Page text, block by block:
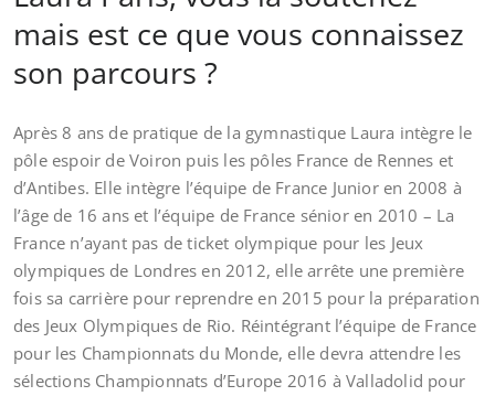
mais est ce que vous connaissez
son parcours ?
Après 8 ans de pratique de la gymnastique Laura intègre le
pôle espoir de Voiron puis les pôles France de Rennes et
d’Antibes. Elle intègre l’équipe de France Junior en 2008 à
l’âge de 16 ans et l’équipe de France sénior en 2010 – La
France n’ayant pas de ticket olympique pour les Jeux
olympiques de Londres en 2012, elle arrête une première
fois sa carrière pour reprendre en 2015 pour la préparation
des Jeux Olympiques de Rio. Réintégrant l’équipe de France
pour les Championnats du Monde, elle devra attendre les
sélections Championnats d’Europe 2016 à Valladolid pour